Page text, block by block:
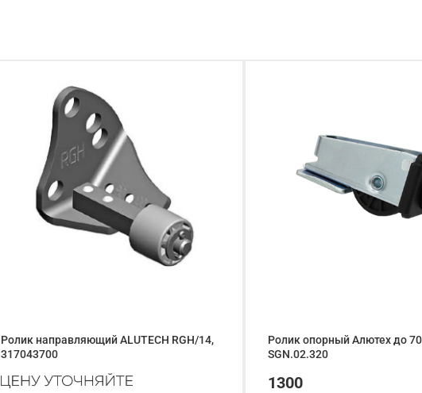
Ролик направляющий ALUTECH RGH/14,
317043700
Ролик опорный Алютех до
SGN.02.320
1300